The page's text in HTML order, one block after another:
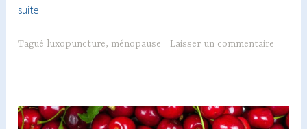
suite
ménopause
Tagué luxopuncture, ménopause Laisser un commentaire